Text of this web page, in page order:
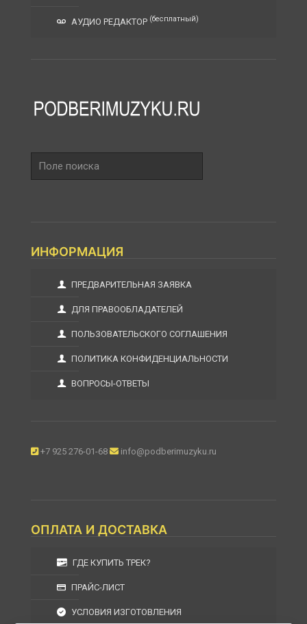
АУДИО РЕДАКТОР (бесплатный)
поиска
ИНФОРМАЦИЯ
ПРЕДВАРИТЕЛЬНАЯ ЗАЯВКА
ДЛЯ ПРАВООБЛАДАТЕЛЕЙ
ПОЛЬЗОВАТЕЛЬСКОГО СОГЛАШЕНИЯ
ПОЛИТИКА КОНФИДЕНЦИАЛЬНОСТИ
ВОПРОСЫ-ОТВЕТЫ
+7 925 276-01-68 info@podberimuzyku.ru
ОПЛАТА И ДОСТАВКА
ГДЕ КУПИТЬ ТРЕК?
ПРАЙС-ЛИСТ
УСЛОВИЯ ИЗГОТОВЛЕНИЯ